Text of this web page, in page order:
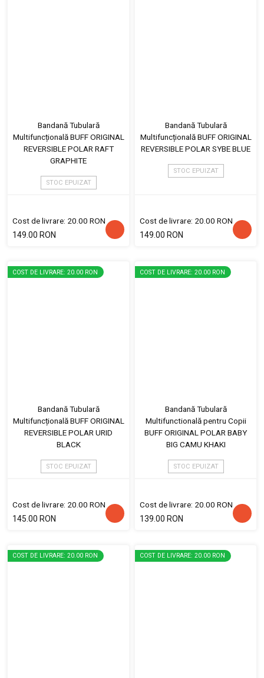
Bandană Tubulară
Multifuncțională BUFF ORIGINAL
REVERSIBLE POLAR RAFT
GRAPHITE
STOC EPUIZAT
Cost de livrare: 20.00 RON
149.00 RON
Bandană Tubulară
Multifuncțională BUFF ORIGINAL
REVERSIBLE POLAR SYBE BLUE
STOC EPUIZAT
Cost de livrare: 20.00 RON
149.00 RON
COST DE LIVRARE: 20.00 RON
Bandană Tubulară
Multifuncțională BUFF ORIGINAL
REVERSIBLE POLAR URID
BLACK
STOC EPUIZAT
Cost de livrare: 20.00 RON
145.00 RON
COST DE LIVRARE: 20.00 RON
Bandană Tubulară
Multifunctională pentru Copii
BUFF ORIGINAL POLAR BABY
BIG CAMU KHAKI
STOC EPUIZAT
Cost de livrare: 20.00 RON
139.00 RON
COST DE LIVRARE: 20.00 RON COST DE LIVRARE: 20.00 RON